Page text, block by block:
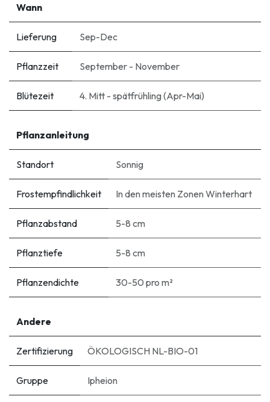
Wann
Lieferung Sep-Dec
Pflanzzeit September - November
Blütezeit 4. Mitt - spätfrühling (Apr-Mai)
Pflanzanleitung
Standort Sonnig
Frostempfindlichkeit In den meisten Zonen Winterhart
Pflanzabstand 5-8 cm
Pflanztiefe 5-8 cm
Pflanzendichte 30-50 pro m²
Andere
Zertifizierung ÖKOLOGISCH NL-BIO-01
Gruppe Ipheion